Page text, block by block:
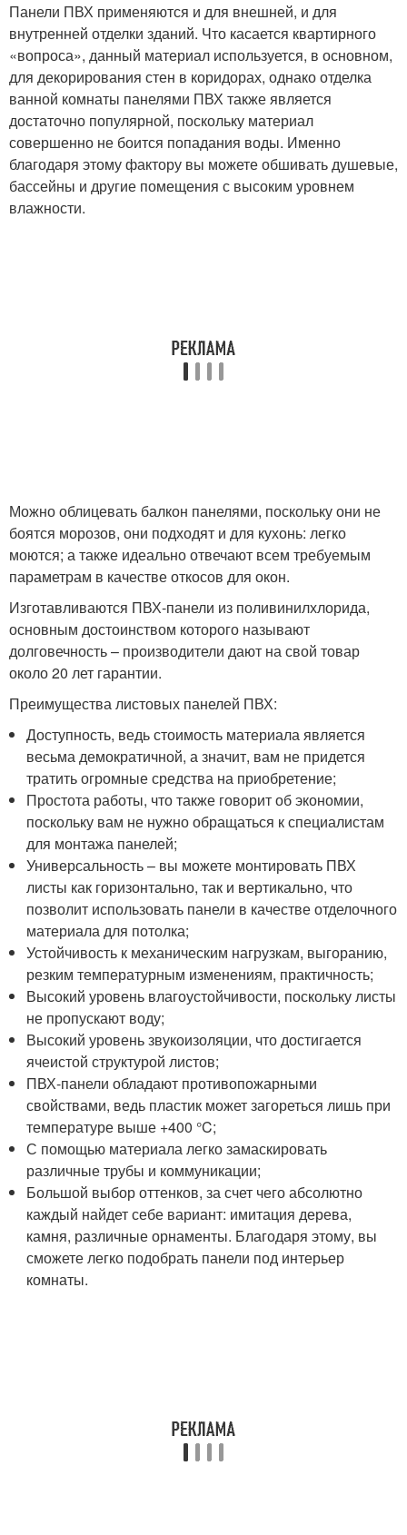
Панели ПВХ применяются и для внешней, и для
внутренней отделки зданий. Что касается квартирного
«вопроса», данный материал используется, в основном,
для декорирования стен в коридорах, однако отделка
ванной комнаты панелями ПВХ также является
достаточно популярной, поскольку материал
совершенно не боится попадания воды. Именно
благодаря этому фактору вы можете обшивать душевые,
бассейны и другие помещения с высоким уровнем
влажности.
Можно облицевать балкон панелями, поскольку они не
боятся морозов, они подходят и для кухонь: легко
моются; а также идеально отвечают всем требуемым
параметрам в качестве откосов для окон.
Изготавливаются ПВХ-панели из поливинилхлорида,
основным достоинством которого называют
долговечность – производители дают на свой товар
около 20 лет гарантии.
Преимущества листовых панелей ПВХ:
Доступность, ведь стоимость материала является
весьма демократичной, а значит, вам не придется
тратить огромные средства на приобретение;
Простота работы, что также говорит об экономии,
поскольку вам не нужно обращаться к специалистам
для монтажа панелей;
Универсальность – вы можете монтировать ПВХ
листы как горизонтально, так и вертикально, что
позволит использовать панели в качестве отделочного
материала для потолка;
Устойчивость к механическим нагрузкам, выгоранию,
резким температурным изменениям, практичность;
Высокий уровень влагоустойчивости, поскольку листы
не пропускают воду;
Высокий уровень звукоизоляции, что достигается
ячеистой структурой листов;
ПВХ-панели обладают противопожарными
свойствами, ведь пластик может загореться лишь при
температуре выше +400 °C;
С помощью материала легко замаскировать
различные трубы и коммуникации;
Большой выбор оттенков, за счет чего абсолютно
каждый найдет себе вариант: имитация дерева,
камня, различные орнаменты. Благодаря этому, вы
сможете легко подобрать панели под интерьер
комнаты.